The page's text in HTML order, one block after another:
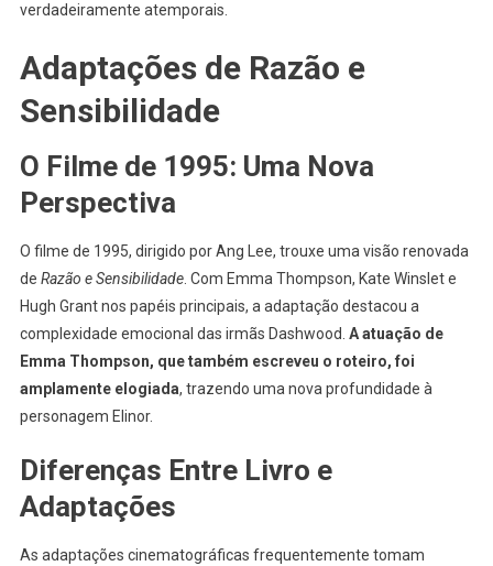
verdadeiramente atemporais.
Adaptações de Razão e
Sensibilidade
O Filme de 1995: Uma Nova
Perspectiva
O filme de 1995, dirigido por Ang Lee, trouxe uma visão renovada
de Razão e Sensibilidade. Com Emma Thompson, Kate Winslet e
Hugh Grant nos papéis principais, a adaptação destacou a
complexidade emocional das irmãs Dashwood. A atuação de
Emma Thompson, que também escreveu o roteiro, foi
amplamente elogiada, trazendo uma nova profundidade à
personagem Elinor.
Diferenças Entre Livro e
Adaptações
As adaptações cinematográficas frequentemente tomam